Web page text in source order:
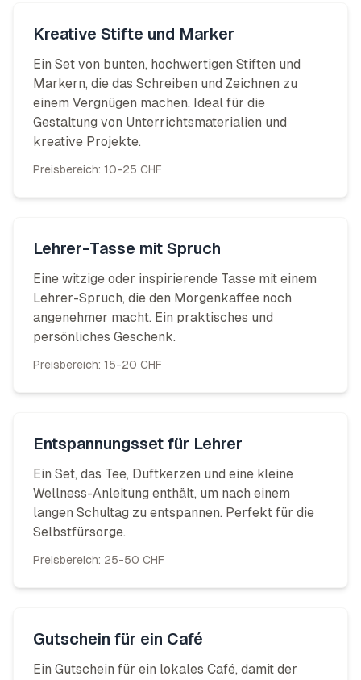
Kreative Stifte und Marker
Ein Set von bunten, hochwertigen Stiften und
Markern, die das Schreiben und Zeichnen zu
einem Vergnügen machen. Ideal für die
Gestaltung von Unterrichtsmaterialien und
kreative Projekte.
Preisbereich: 10-25 CHF
Lehrer-Tasse mit Spruch
Eine witzige oder inspirierende Tasse mit einem
Lehrer-Spruch, die den Morgenkaffee noch
angenehmer macht. Ein praktisches und
persönliches Geschenk.
Preisbereich: 15-20 CHF
Entspannungsset für Lehrer
Ein Set, das Tee, Duftkerzen und eine kleine
Wellness-Anleitung enthält, um nach einem
langen Schultag zu entspannen. Perfekt für die
Selbstfürsorge.
Preisbereich: 25-50 CHF
Gutschein für ein Café
Ein Gutschein für ein lokales Café, damit der